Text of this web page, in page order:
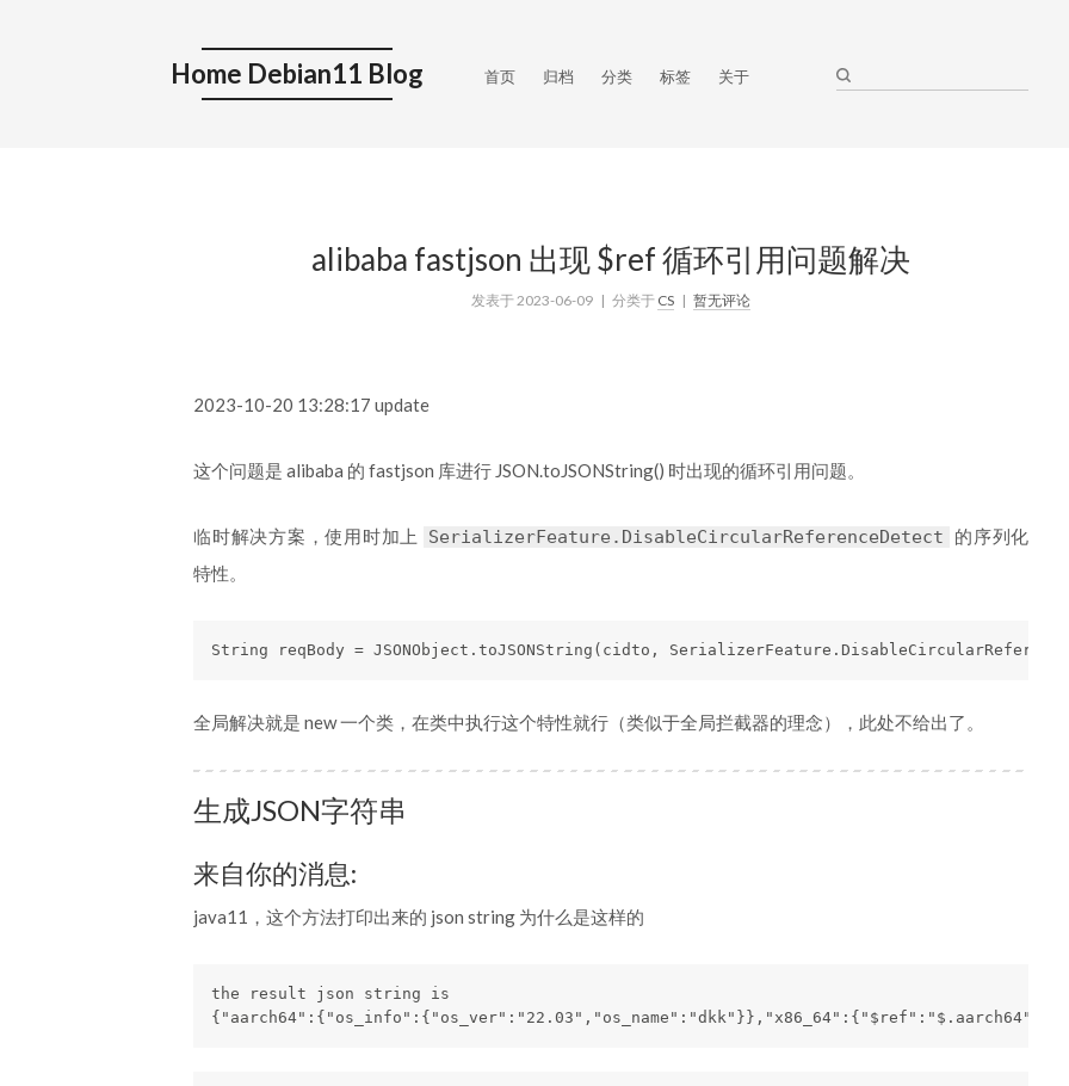
Home Debian11 Blog 首页 归档 分类 标签 关于
alibaba fastjson 出现 $ref 循环引用问题解决
发表于2023-06-09 | 分类于 CS | 暂无评论
2023-10-20 13:28:17 update
这个问题是 alibaba 的 fastjson 库进行 JSON.toJSONString() 时出现的循环引用问题。
临时解决方案，使用时加上 SerializerFeature.DisableCircularReferenceDetect
的序列化
特性。
String reqBody = JSONObject.toJSONString(cidto,
全局解决就是 new 一个类，在类中执行这个特性就行（类似于全局拦截器的理念），此处不给出了。
生成JSON字符串
来自你的消息:
java11，这个方法打印出来的 json string 为什么是这样的
the result json string is
{"aarch64":{"os_info":{"os_ver":"22.03","os_name":"dkk"}},"x86_64":{"$ref":"$.aarch64"}}